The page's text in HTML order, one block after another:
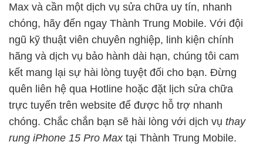
Max và cần một dịch vụ sửa chữa uy tín, nhanh
chóng, hãy đến ngay Thành Trung Mobile. Với đội
ngũ kỹ thuật viên chuyên nghiệp, linh kiện chính
hãng và dịch vụ bảo hành dài hạn, chúng tôi cam
kết mang lại sự hài lòng tuyệt đối cho bạn. Đừng
quên liên hệ qua Hotline hoặc đặt lịch sửa chữa
trực tuyến trên website để được hỗ trợ nhanh
chóng. Chắc chắn bạn sẽ hài lòng với dịch vụ thay
rung iPhone 15 Pro Maxtại Thành Trung Mobile.